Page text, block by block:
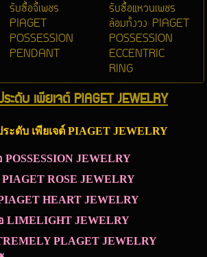
รับซื้อจี้เพชร
PIAGET
POSSESSION
PENDANT
รับซื้อแหวนเพชร
ล้อมทั้งวง PIAGET
POSSESSION
ECCENTRIC
RING
ะดับ เพียเจต์ PIAGET JEWELRY
ะดับ เพียเจต์ PIAGET JEWELRY
POSSESSION JEWELRY
ROSE JEWELRY
HEART JEWELRY
LIMELIGHT JEWELRY
PLAGET JEWELRY